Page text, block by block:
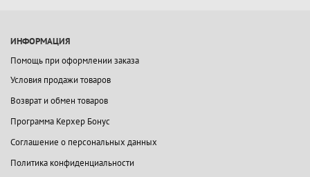
ИНФОРМАЦИЯ
Помощь при оформлении заказа
Условия продажи товаров
Возврат и обмен товаров
Программа Керхер Бонус
Соглашение о персональных данных
Политика конфиденциальности